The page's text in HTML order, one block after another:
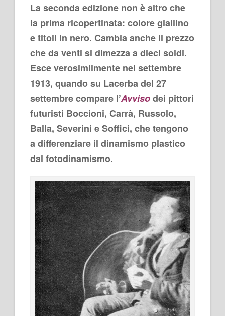
La seconda edizione non è altro che
la prima ricopertinata: colore giallino
e titoli in nero. Cambia anche il prezzo
che da venti si dimezza a dieci soldi.
Esce verosimilmente nel settembre
1913, quando su Lacerba del 27
settembre compare l’Avvisodei pittori
futuristi Boccioni, Carrà, Russolo,
Balla, Severini e Soffici, che tengono
a differenziare il dinamismo plastico
dal fotodinamismo.